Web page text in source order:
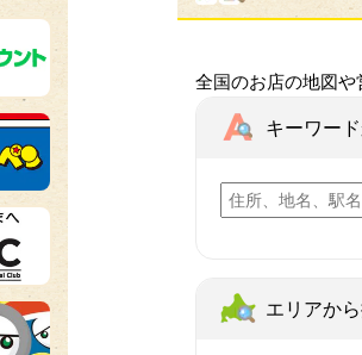
全国のお店の地図や
キーワー
エリアか